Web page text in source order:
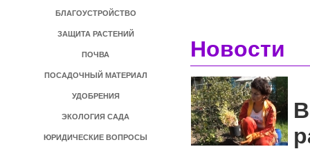
БЛАГОУСТРОЙСТВО
ЗАЩИТА РАСТЕНИЙ
ПОЧВА
ПОСАДОЧНЫЙ МАТЕРИАЛ
УДОБРЕНИЯ
ЭКОЛОГИЯ САДА
ЮРИДИЧЕСКИЕ ВОПРОСЫ
Новости